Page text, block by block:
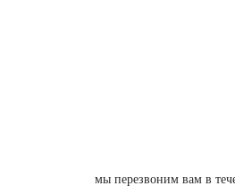
мы перезвоним вам в